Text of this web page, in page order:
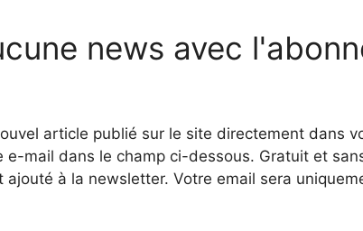
news avec
article publié sur le site directement dans
e-mail dans le champ ci-dessous. Gratuit et
ajouté à la newsletter. Votre email sera